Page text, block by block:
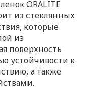
ORALITE
из стеклянных
которые
из
поверхность
устойчивости к
а также